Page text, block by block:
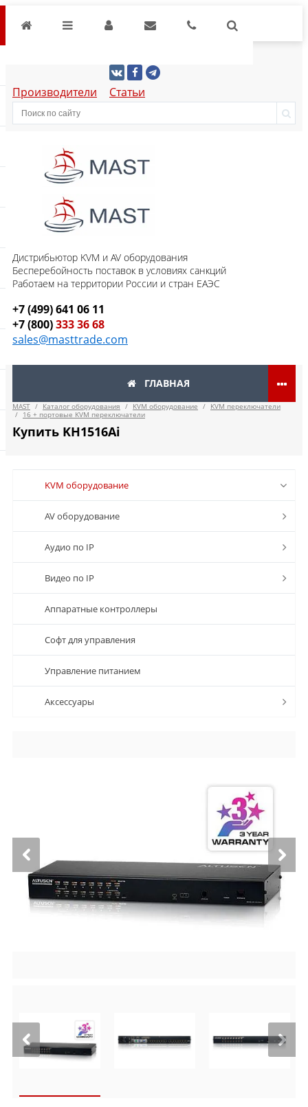
Производители Статьи
Дистрибьютор KVM и AV оборудования
Бесперебойность поставок в условиях санкций
Работаем на территории России и стран ЕАЭС
+7 (499) 641 06 11
+7 (800)333 36 68
sales@masttrade.com
ГЛАВНАЯ
MAST / Каталог оборудования / KVM оборудование /
KVM переключатели
/
16 + портовые KVM переключатели
Купить KH1516Ai
KVM оборудование
AV оборудование
Аудио по IP
Видео по IP
Аппаратные контроллеры
Софт для управления
Управление питанием
Аксессуары